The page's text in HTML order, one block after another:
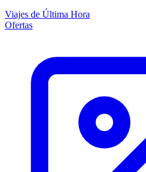
Viajes de Última Hora
Ofertas